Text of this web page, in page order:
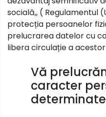
socială,, ( Regulamentul
protecția persoanelor
prelucrarea datelor cu
libera circulație a
Vă
caracter
determinate